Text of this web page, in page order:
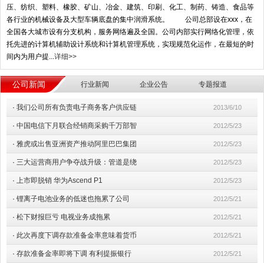
压、纺织、塑料、橡胶、矿山、冶金、建筑、印刷、化工、制药、铸造、食品等
各行业的机械设备及大型车辆底盘的集中润滑系统。 公司总部设在xxx，在
全国各大城市设有分支机构，服务网络遍及全国。公司内部实行网络化管理，依
托先进的计算机辅助设计系统和计算机管理系统，实现规范化运作，在最短的时
间内为用户提...详细>>
公司新闻 行业新闻 企业公告 专题报道
· 我们公司所有负责电子商务客户供应链 2013/6/10
· 中国电信下月联合经销商采购千万部智 2012/5/23
· 雅虎或出售亚洲资产推动阿里巴巴集团 2012/5/23
· 三大运营商用户争夺战升级：管道是绕 2012/5/23
· 上市即脱销 华为Ascend P1 2012/5/23
· 锂离子电池业务的低迷也拖累了公司 2012/5/21
· 松下财报巨亏 电视业务成拖累 2012/5/21
· 此次再度下调存款准备金率意味着货币 2012/5/21
· 存款准备金率即将下调 有利提振银行 2012/5/21